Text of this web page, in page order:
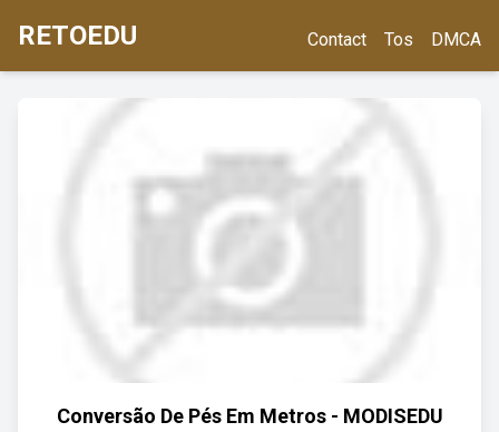
RETOEDU Contact Tos DMCA
Conversão De Pés Em Metros - MODISEDU